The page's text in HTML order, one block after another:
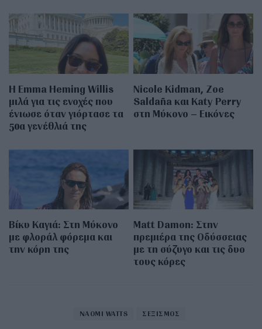
H Emma Heming Willis
μιλά για τις ενοχές που
ένιωσε όταν γιόρτασε τα
50α γενέθλιά της
Nicole Kidman, Zoe
Saldaña και Katy Perry
στη Μύκονο – Εικόνες
Βίκυ Καγιά: Στη Μύκονο
με φλοράλ φόρεμα και
την κόρη της
Matt Damon: Στην
πρεμιέρα της Οδύσσειας
με τη σύζυγο και τις δυο
τους κόρες
NAOMI WATTS ΣΕΞΙΣΜΟΣ